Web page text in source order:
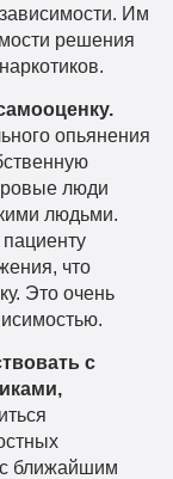
Им
решения
опьянения
люди
людьми.
что
Это очень
с
ближайшим